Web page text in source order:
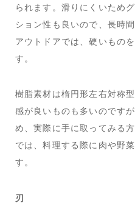
られます。滑りにくいため
ション性も良いので、長時
アウトドアでは、硬いもの
す。
樹脂素材は楕円形左右対称
感が良いものも多いのです
め、実際に手に取ってみる
では、料理する際に肉や野
す。
刃